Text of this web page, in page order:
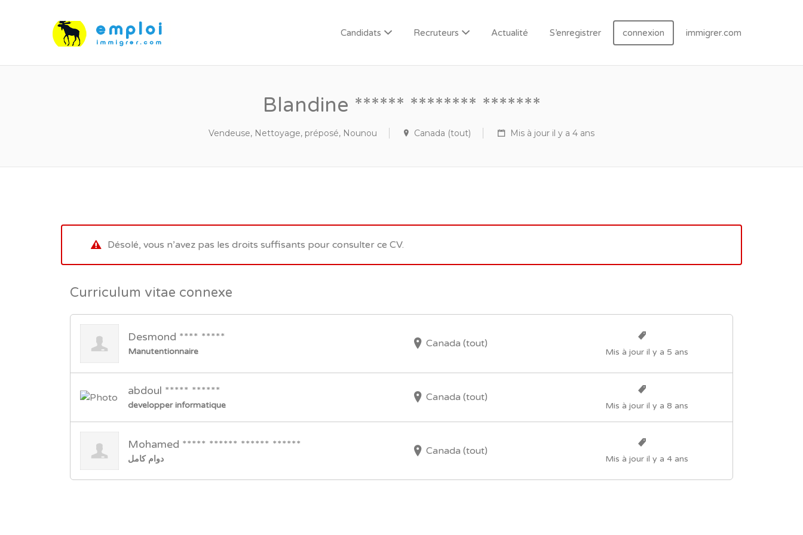
Candidats Recruteurs Actualité S’enregistrer connexion immigrer.com
Blandine ****** ******** *******
Vendeuse, Nettoyage, préposé, Nounou Canada (tout) Mis à jour il y a 4 ans
Désolé, vous n’avez pas les droits suffisants pour consulter ce CV.
Curriculum vitae connexe
Desmond **** *****
Manutentionnaire
Canada (tout)
Mis à jour il y a 5 ans
abdoul ***** ******
developper informatique
Canada (tout)
Mis à jour il y a 8 ans
Mohamed ***** ****** ****** ******
دوام كامل
Canada (tout)
Mis à jour il y a 4 ans